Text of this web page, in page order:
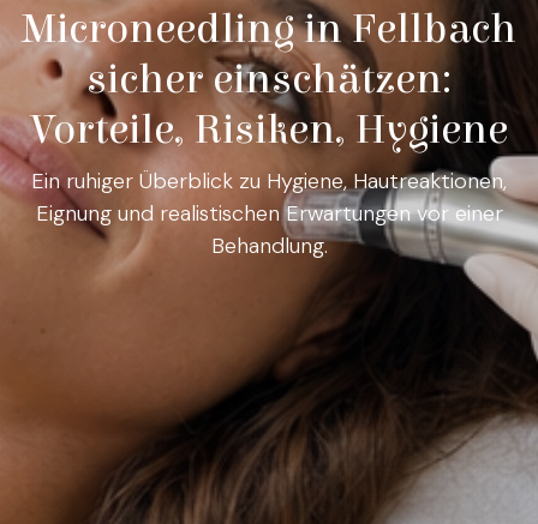
Microneedling in Fellbach
sicher einschätzen:
Vorteile, Risiken, Hygiene
Ein ruhiger Überblick zu Hygiene, Hautreaktionen,
Eignung und realistischen Erwartungen vor einer
Behandlung.